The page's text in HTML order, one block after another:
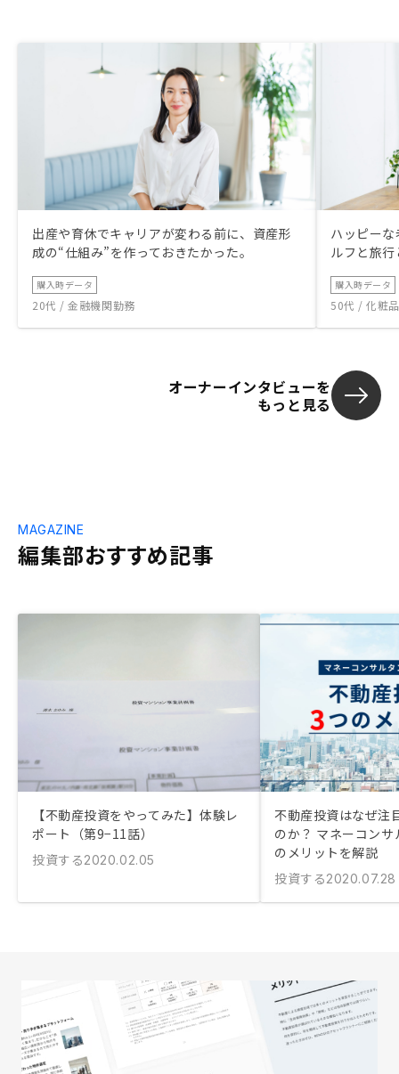
出産や育休でキャリアが変わる前に、資産形
成の“仕組み”を作っておきたかった。
購入時データ
20代 / 金融機関勤務
ハッピー
ルフと旅
購入時データ
50代 / 化粧
オーナーインタビューを
もっと見る
編集部おすすめ記事
MAGAZINE
【不動産投資をやってみた】体験レ
ポート（第9−11話）
投資する2020.02.05
不動産投資はなぜ注
のか？ マネーコン
のメリットを解説
投資する2020.07.28